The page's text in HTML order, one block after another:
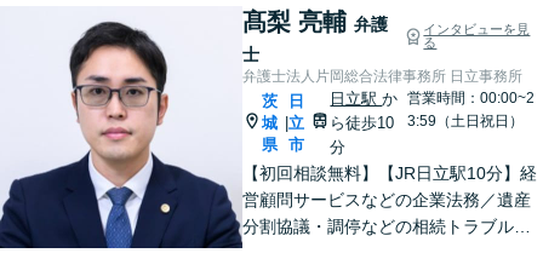
髙梨 亮輔 弁護
士
インタビューを見
る
弁護士法人片岡総合法律事務所 日立事務所
茨
城
県
日
立
市
日立駅か
ら徒歩10
分
営業時間：00:00~2
3:59（土日祝日）
【初回相談無料】【JR日立駅10分】経
営顧問サービスなどの企業法務／遺産
分割協議・調停などの相続トラブルや